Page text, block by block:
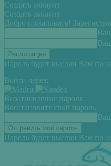
Создать аккаунт
Создать аккаунт
Добро пожаловать!
Пароль будет выслан Вам по
Войти через:
Всоатновление пароля
Восстановите свой пароль
Пароль будет выслан Вам по